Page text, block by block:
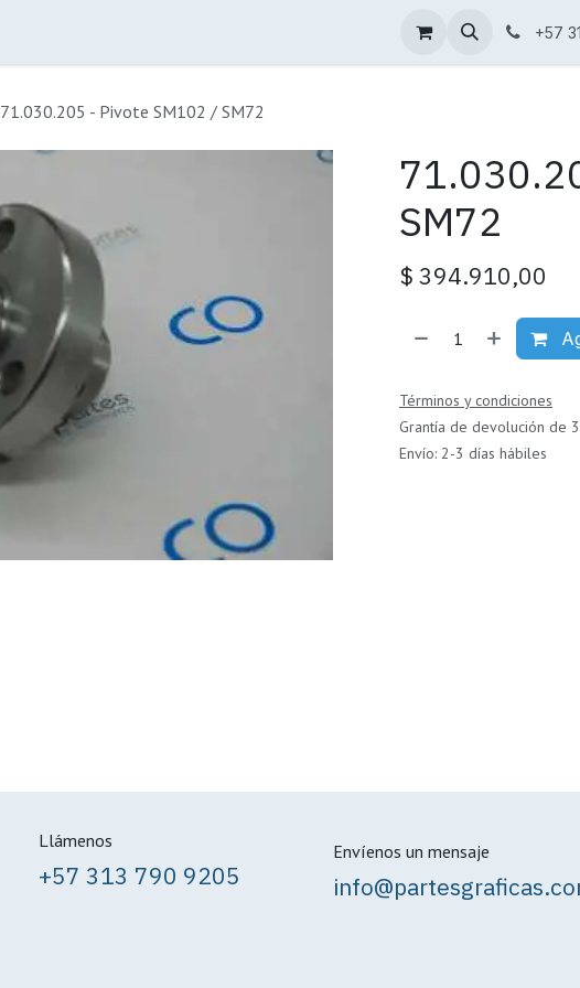
+57
71.030.205 - Pivote SM102 / SM72
SM72
$ 394.910,00
Términos y condiciones
Grantía de devolución de
Envío: 2-3 días hábiles
Llámenos
+57 313 790 9205
Envíenos un mensaje